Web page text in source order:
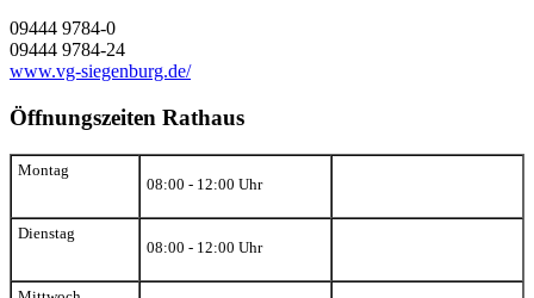
09444 9784-0
09444 9784-24
www.vg-siegenburg.de/
Öffnungszeiten Rathaus
Montag
08:00 - 12:00 Uhr
Dienstag
08:00 - 12:00 Uhr